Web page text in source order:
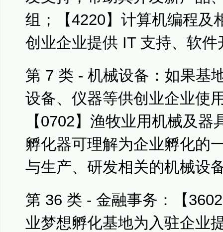
组；【4220】计算机编程及
创业企业提供 IT 支持、软件
第 7 类 - 机械设备：如果基
设备、仪器等供创业企业使
【0702】渔牧业用机械及
孵化器可理解为企业孵化的
与生产、研发相关的机械设
第 36 类 - 金融事务：【
业梦想孵化基地为入驻企业